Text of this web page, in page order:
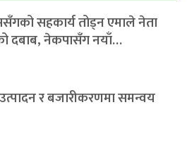
सहकार्य तोड्न एमाले नेता
दबाब, नेकपासँग नयाँ…
र बजारीकरणमा समन्वय